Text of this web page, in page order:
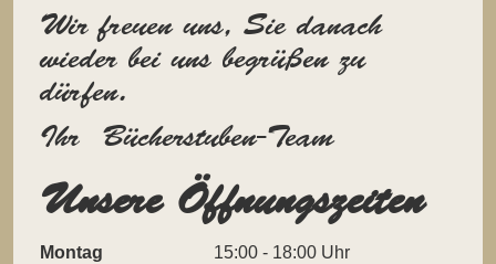
Wir freuen uns, Sie danach
wieder bei uns begrüßen zu
dürfen.
Ihr Bücherstuben-Team
Unsere Öffnungszeiten
Montag
15:00 - 18:00 Uhr